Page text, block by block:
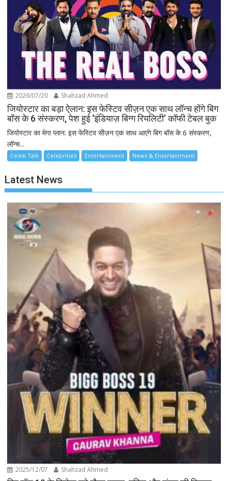
2026/07/20 Shahzad Ahmed
जियोस्टार का बड़ा ऐलान: इस फेस्टिव सीज़न एक साथ लॉन्च होंगे बिग
बॉस के 6 संस्करण, पेश हुई ‘इंडियाज़ बिग्ग रियलिटी’ कॉफी टेबल बुक
जियोस्टार का मेगा प्लान: इस फेस्टिव सीज़न एक साथ आएंगे बिग बॉस के 6 संस्करण,
लॉन्च...
Celeb Talk Celebrities Entertainment News & Entertainment
Latest News
2025/12/07 Shahzad Ahmed